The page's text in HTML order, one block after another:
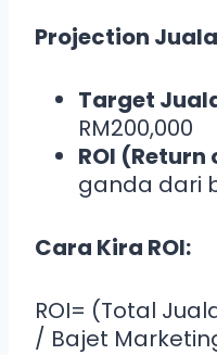
Projection
Target
RM200,000
ROI
ganda dari
Cara Kira ROI:
ROI= (Total
/ Bajet